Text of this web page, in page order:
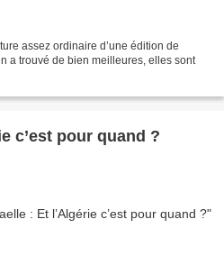
assez ordinaire d’une édition de
a trouvé de bien meilleures, elles sont
c’est pour quand ?